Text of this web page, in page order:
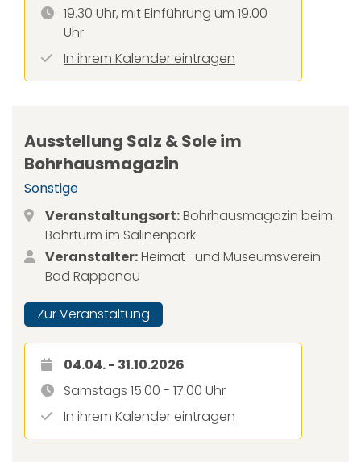
19.30 Uhr, mit Einführung um 19.00
Uhr
In ihrem Kalender eintragen
Ausstellung Salz & Sole im
Bohrhausmagazin
Sonstige
Veranstaltungsort:Bohrhausmagazin beim
Bohrturm im Salinenpark
Veranstalter:Heimat- und Museumsverein
Bad Rappenau
Zur Veranstaltung
04.04. - 31.10.2026
Samstags 15:00 - 17:00 Uhr
In ihrem Kalender eintragen